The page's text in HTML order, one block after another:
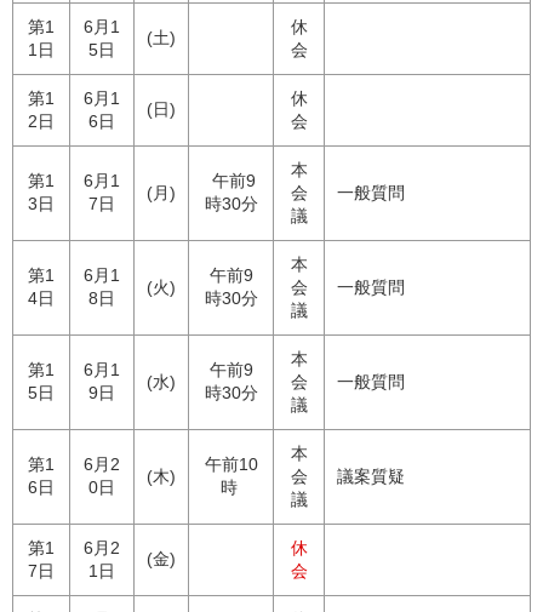
第1
1日
6月1
5日
(土)
休
会
第1
2日
6月1
6日
(日)
休
会
第1
3日
6月1
7日
(月)
午前9
時30分
本
会
議
一般質問
第1
4日
6月1
8日
(火)
午前9
時30分
本
会
議
一般質問
第1
5日
6月1
9日
(水)
午前9
時30分
本
会
議
一般質問
第1
6日
6月2
0日
(木)
午前10
時
本
会
議
議案質疑
第1
7日
6月2
1日
(金)
休
会